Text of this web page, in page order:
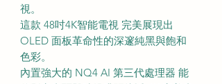
視。
這款 48吋4K智能電視 完美展現出
OLED 面板革命性的深邃純黑與飽和
色彩。
內置強大的 NQ4 AI 第三代處理器 能